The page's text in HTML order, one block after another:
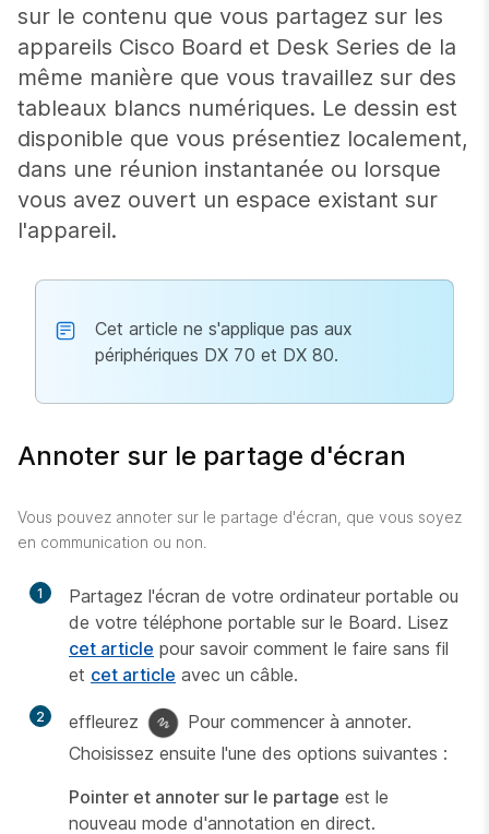
sur le contenu que vous partagez sur les
appareils Cisco Board et Desk Series de la
même manière que vous travaillez sur des
tableaux blancs numériques. Le dessin est
disponible que vous présentiez localement,
dans une réunion instantanée ou lorsque
vous avez ouvert un espace existant sur
l'appareil.
Cet article ne s'applique pas aux
périphériques DX 70 et DX 80.
Annoter sur le partage d'écran
Vous pouvez annoter sur le partage d'écran, que vous soyez
en communication ou non.
1
Partagez l'écran de votre ordinateur portable ou
de votre téléphone portable sur le Board. Lisez
cet article pour savoir comment le faire sans fil
et cet article avec un câble.
2 effleurez
Pour commencer à annoter.
Choisissez ensuite l'une des options suivantes :
Pointer et annoter sur le partage est le
nouveau mode d'annotation en direct.